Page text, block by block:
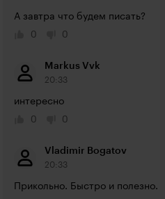
А завтра что будем писать?
0
0
Markus Vvk
20:33
интересно
0
0
Vladimir Bogatov
20:33
Прикольно. Быстро и полезно.